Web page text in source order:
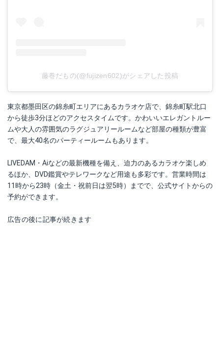
藤巻だもの(@fujizen602)がシェアした投稿
東京都墨田区の錦糸町エリアにあるカラオケ店で、錦糸町駅北口
から徒歩3分ほどのアクセスタイムです。かわいいエレガントルー
ムや大人の雰囲気のラグジュアリールームなど部屋の種類が豊富
で、最大40名のパーティールームもあります。
LIVEDAM・Aiなどの最新機種を備え、迫力のあるカラオケ楽しめ
るほか、DVD鑑賞やテレワークなど用途も多彩です。営業時間は
11時から23時（金土・祝前日は翌5時）までで、公式サイトからの
予約ができます。
広告の後に記事が続きます